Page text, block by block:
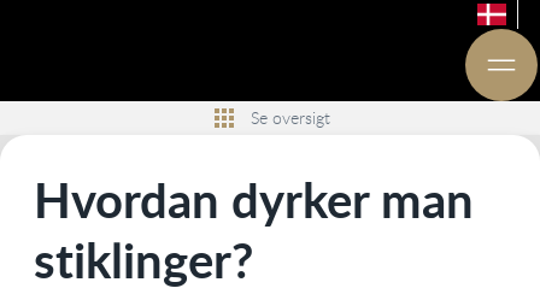
Se oversigt
Hvordan dyrker man
stiklinger?